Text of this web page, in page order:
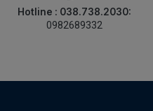
Hotline : 038.738.2030:
0982689332